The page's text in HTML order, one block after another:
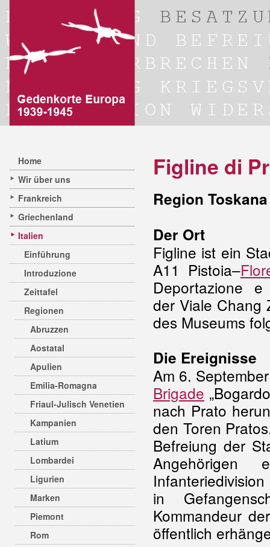
Home
Wir über uns
Frankreich
Griechenland
Italien
Einführung
Introduzione
Zeittafel
Regionen
Abruzzen
Aostatal
Apulien
Emilia-Romagna
Friaul-Julisch Venetien
Kampanien
Latium
Lombardei
Ligurien
Marken
Piemont
Rom
Figline di
Region
Der Ort
Figline ist ein
A11 Pistoia–
Deportazione
der Viale Chang
des Museums
Die Ereignisse
Am 6.
Brigade
nach Prato
den Toren
Befreiung der
Angehörigen
in
Kommandeur
öffentlich